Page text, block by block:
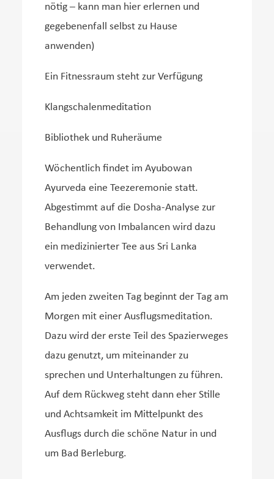
nötig – kann man hier erlernen und
gegebenenfall selbst zu Hause
anwenden)
Ein Fitnessraum steht zur Verfügung
Klangschalenmeditation
Bibliothek und Ruheräume
Wöchentlich findet im Ayubowan
Ayurveda eine Teezeremonie statt.
Abgestimmt auf die Dosha-Analyse zur
Behandlung von Imbalancen wird dazu
ein medizinierter Tee aus Sri Lanka
verwendet.
Am jeden zweiten Tag beginnt der Tag am
Morgen mit einer Ausflugsmeditation.
Dazu wird der erste Teil des Spazierweges
dazu genutzt, um miteinander zu
sprechen und Unterhaltungen zu führen.
Auf dem Rückweg steht dann eher Stille
und Achtsamkeit im Mittelpunkt des
Ausflugs durch die schöne Natur in und
um Bad Berleburg.